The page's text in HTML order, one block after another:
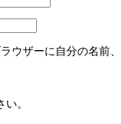
ウザーに自分の名前
。